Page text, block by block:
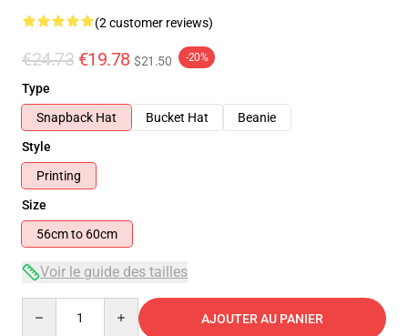
(2 customer reviews)
€24.73 €19.78 $21.50 -20%
Type
Snapback Hat
Bucket Hat
Beanie
Style
Printing
Size
56cm to 60cm
Voir le guide des tailles
AJOUTER AU PANIER